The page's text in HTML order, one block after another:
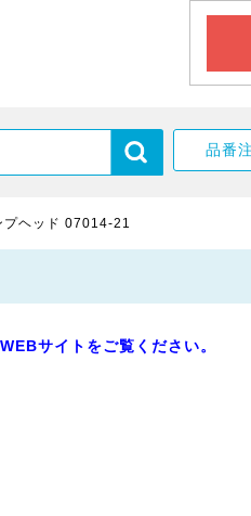
品番
プヘッド 07014-21
サイトをご覧ください。